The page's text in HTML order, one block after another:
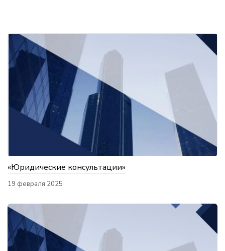
«Юридические консультации»
19 февраля 2025